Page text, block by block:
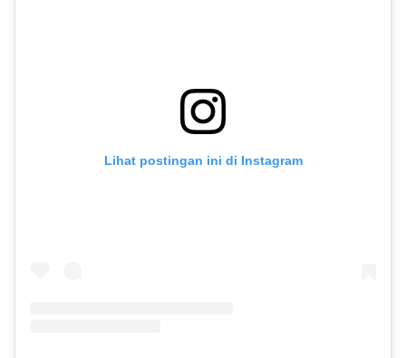
Lihat postingan ini di Instagram